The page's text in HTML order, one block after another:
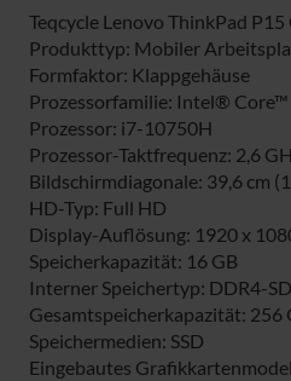
Teqcycle Lenovo ThinkPad P15
Produkttyp: Mobiler
Formfaktor: Klappgehäuse
Prozessorfamilie: Intel®
Prozessor: i7-10750H
Prozessor-Taktfrequenz: 2,6
Bildschirmdiagonale: 39,6 cm
HD-Typ: Full HD
Display-Auflösung: 1920 x
Speicherkapazität: 16 GB
Interner Speichertyp: DDR4-
Gesamtspeicherkapazität: 256
Speichermedien: SSD
Eingebautes